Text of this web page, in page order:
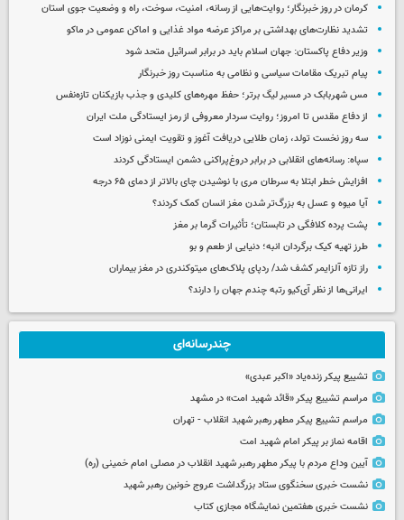
کرمان در روز خبرنگار؛ روایت‌هایی از رسانه، امنیت، سوخت، راه و وضعیت جوی استان
تشدید نظارت‌های بهداشتی بر مراکز عرضه مواد غذایی و اماکن عمومی در ماکو
وزیر دفاع پاکستان: جهان اسلام باید در برابر اسرائیل متحد شود
پیام تبریک مقامات سیاسی و نظامی به مناسبت روز خبرنگار
مس شهربابک در مسیر لیگ برتر؛ حفظ مهره‌های کلیدی و جذب بازیکنان تازه‌نفس
از دفاع مقدس تا امروز؛ روایت سردار معروفی از رمز ایستادگی ملت ایران
سه روز نخست تولد، زمان طلایی دریافت آغوز و تقویت ایمنی نوزاد است
سپاه: رسانه‌های انقلابی در برابر دروغ‌پراکنی دشمن ایستادگی کردند
افزایش خطر ابتلا به سرطان مری با نوشیدن چای بالاتر از دمای ۶۵ درجه
آیا میوه و عسل به بزرگ‌تر شدن مغز انسان کمک کردند؟
پشت پرده کلافگی در تابستان؛ تأثیرات گرما بر مغز
طرز تهیه کیک برگردان انبه؛ دنیایی از طعم و بو
راز تازه آلزایمر کشف شد/ ردپای پلاک‌های میتوکندری در مغز بیماران
ایرانی‌ها از نظر آی‌کیو رتبه چندم جهان را دارند؟
چندرسانه‌ای
تشییع پیکر زنده‌یاد «اکبر عبدی»
مراسم تشییع پیکر «قائد شهید امت» در مشهد
مراسم تشییع پیکر مطهر رهبر شهید انقلاب - تهران
اقامه نماز بر پیکر امام شهید امت
آیین وداع مردم با پیکر مطهر رهبر شهید انقلاب در مصلی امام خمینی (ره)
نشست خبری سخنگوی ستاد بزرگداشت عروج خونین رهبر شهید
نشست خبری هفتمین نمایشگاه مجازی کتاب